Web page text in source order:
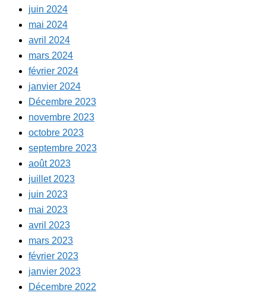
juin 2024
mai 2024
avril 2024
mars 2024
février 2024
janvier 2024
Décembre 2023
novembre 2023
octobre 2023
septembre 2023
août 2023
juillet 2023
juin 2023
mai 2023
avril 2023
mars 2023
février 2023
janvier 2023
Décembre 2022